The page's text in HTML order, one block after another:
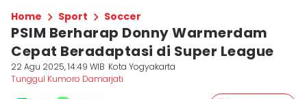
Home Sport Soccer
PSIM Berharap Donny Warmerdam
Cepat Beradaptasi di Super League
22 Agu 2025, 14:49 WIB Kota Yogyakarta
Tunggul Kumoro Damarjati